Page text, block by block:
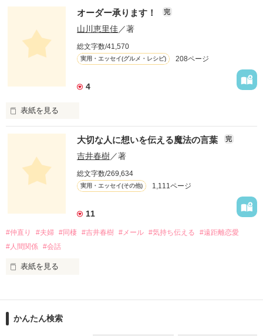
どういうふうに生きるとかはあまり考えていなかったよ。
自分が楽しいこと、好きなことだけやってきたね。
この物語は自分の体験をもとに綴ったフィクションです。
作品を読む
オーダー承ります！ 完
山川恵里佳／著
総文字数/41,570
実用・エッセイ(グルメ・レシピ) 208ページ
4
表紙を見る
「オーダー承ります！」は、
お昼のTV番組『ありがとッ！』（テレビ神奈川）
にて、山川恵里佳さんがオススメの料理を
紹介する人気コーナー。
毎週番組への問い合わせが絶えないという、
この話題のレシピを山川さんが
いつもの一品として気軽に取り入れられる
簡単便利なアイデアが満載。
ご主人・おさるさんの感想や、
参考にもぜひどうぞ！
大切な人に想いを伝える魔法の言葉 完
吉井春樹／著
総文字数/269,634
実用・エッセイ(その他) 1,111ページ
11
#仲直り #夫婦 #同棲 #吉井春樹 #メール #気持ち伝える
#遠距離恋愛
#人間関係 #会話
表紙を見る
コピーライターとして徹夜つづきの日々を過ごすかたわら、妻
の女性読者の共感を呼んだことで『しあわせが、しあわせを、
かんたん検索